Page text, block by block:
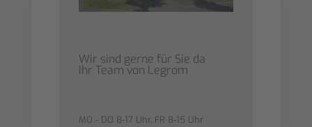
Wir sind gerne für Sie da
Ihr Team von Legrom
MO - DO 8-17 Uhr, FR 8-15 Uhr